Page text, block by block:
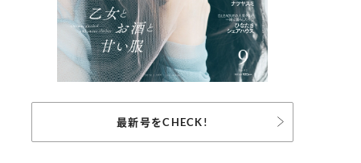
最新号をCHECK!